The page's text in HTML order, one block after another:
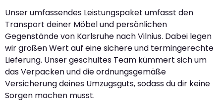
Unser umfassendes Leistungspaket umfasst den
Transport deiner Möbel und persönlichen
Gegenstände von Karlsruhe nach Vilnius. Dabei legen
wir großen Wert auf eine sichere und termingerechte
Lieferung. Unser geschultes Team kümmert sich um
das Verpacken und die ordnungsgemäße
Versicherung deines Umzugsguts, sodass du dir keine
Sorgen machen musst.